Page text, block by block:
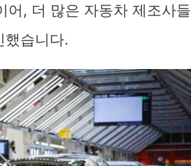
, 더 많은 자동차 제조사들
했습니다.